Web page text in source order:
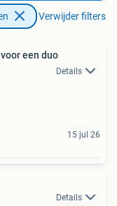
Verwijder filters
een duo
Details
15 jul 26
Details